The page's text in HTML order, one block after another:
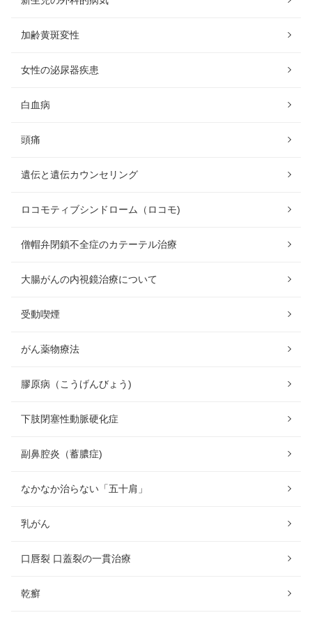
加齢黄斑変性
女性の泌尿器疾患
白血病
頭痛
遺伝と遺伝カウンセリング
ロコモティブシンドローム（ロコモ)
僧帽弁閉鎖不全症のカテーテル治療
大腸がんの内視鏡治療について
受動喫煙
がん薬物療法
膠原病（こうげんびょう)
下肢閉塞性動脈硬化症
副鼻腔炎（蓄膿症)
なかなか治らない「五十肩」
乳がん
口唇裂 口蓋裂の一貫治療
乾癬